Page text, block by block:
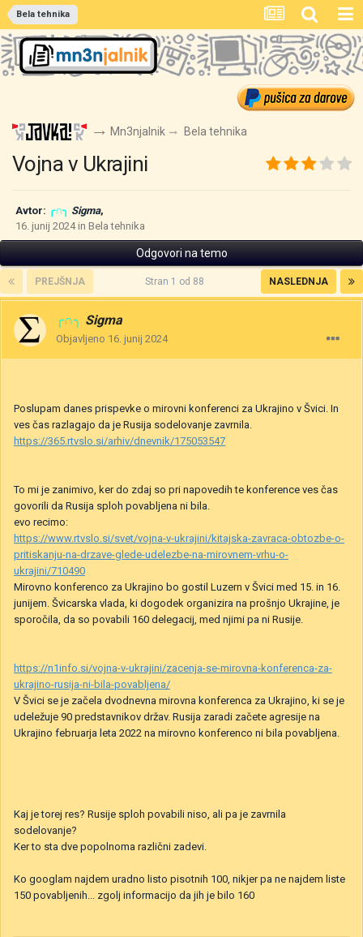
Bela tehnika
Mn3njalnik Bela tehnika
Vojna v Ukrajini
Avtor: ╭∩╮ Sigma,
16. junij 2024in Bela tehnika
Odgovori na temo
PREJŠNJA NASLEDNJA
Stran 1 od 88
╭∩╮ Sigma
Objavljeno 16. junij 2024
Poslupam danes prispevke o mirovni konferenci za Ukrajino v Švici. In
ves čas razlagajo da je Rusija sodelovanje zavrnila.
https://365.rtvslo.si/arhiv/dnevnik/175053547
To mi je zanimivo, ker do zdaj so pri napovedih te konference ves čas
govorili da Rusija sploh povabljena ni bila.
evo recimo:
https://www.rtvslo.si/svet/vojna-v-ukrajini/kitajska-zavraca-obtozbe-o-
pritiskanju-na-drzave-glede-udelezbe-na-mirovnem-vrhu-o-
ukrajini/710490
Mirovno konferenco za Ukrajino bo gostil Luzern v Švici med 15. in 16.
junijem. Švicarska vlada, ki dogodek organizira na prošnjo Ukrajine, je
sporočila, da so povabili 160 delegacij, med njimi pa ni Rusije.
https://n1info.si/vojna-v-ukrajini/zacenja-se-mirovna-konferenca-za-
ukrajino-rusija-ni-bila-povabljena/
V Švici se je začela dvodnevna mirovna konferenca za Ukrajino, ki se je
udeležuje 90 predstavnikov držav. Rusija zaradi začete agresije na
Ukrajino februarja leta 2022 na mirovno konferenco ni bila povabljena.
Kaj je torej res? Rusije sploh povabili niso, ali pa je zavrnila
sodelovanje?
Ker to sta dve popolnoma različni zadevi.
Ko googlam najdem uradno listo pisotnih 100, nikjer pa ne najdem liste
150 povabljenih... zgolj informacijo da jih je bilo 160